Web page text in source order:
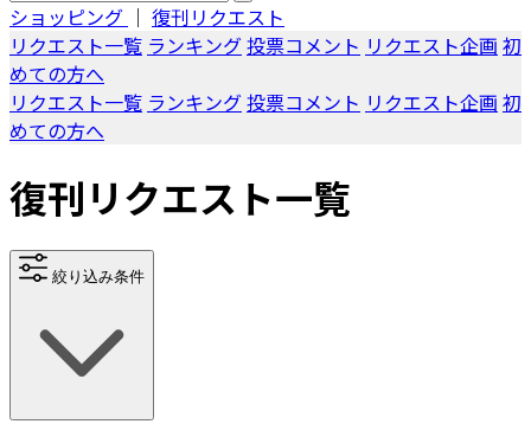
ショッピング ｜ 復刊リクエスト
リクエスト一覧 ランキング投票コメント リクエスト企画 初
めての方へ
リクエスト一覧 ランキング投票コメント リクエスト企画 初
めての方へ
復刊リクエスト一覧
絞り込み条件